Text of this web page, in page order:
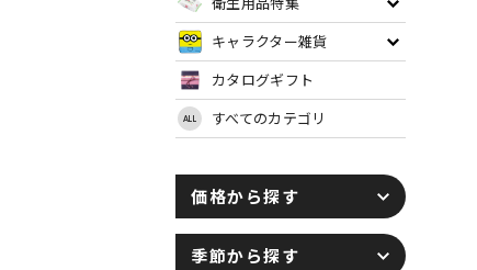
キャラクター雑貨
カタログギフト
ALL すべてのカテゴリ
価格から探す
季節から探す